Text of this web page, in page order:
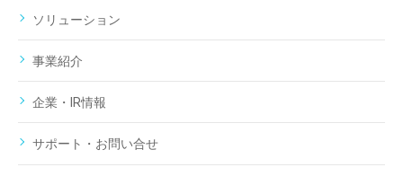
ソリューション
事業紹介
企業・IR情報
サポート・お問い合せ